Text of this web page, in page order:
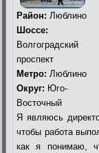
Район: Люблино
Шоссе:
Волгоградский
проспект
Метро: Люблино
Округ: Юго-
Восточный
Я являюсь
чтобы работа
как я понимаю,